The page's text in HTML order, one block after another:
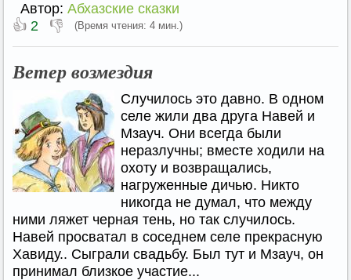
Автор: Абхазские сказки
👍 2 👎 (Время чтения: 4 мин.)
Ветер возмездия
Случилось это давно. В одном
селе жили два друга Навей и
Мзауч. Они всегда были
неразлучны; вместе ходили на
охоту и возвращались,
нагруженные дичью. Никто
никогда не думал, что между
ними ляжет черная тень, но так случилось.
Навей просватал в соседнем селе прекрасную
Хавиду.. Сыграли свадьбу. Был тут и Мзауч, он
принимал близкое участие...